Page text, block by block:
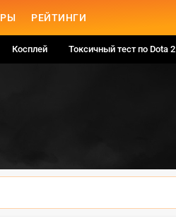
РЕЙТИНГИ
Косплей Токсичный тест по Dota 2